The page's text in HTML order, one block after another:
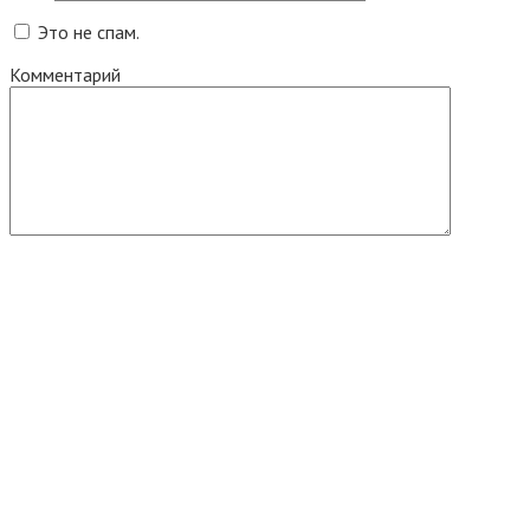
Это не спам.
Комментарий